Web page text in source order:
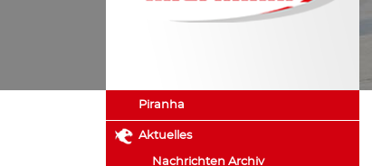
Piranha
Aktuelles
Nachrichten Archiv